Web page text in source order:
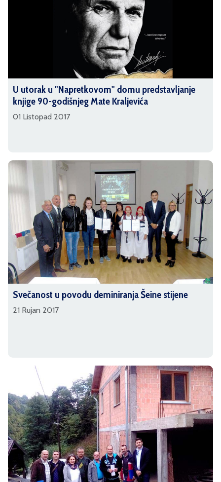
U utorak u "Napretkovom" domu predstavljanje
knjige 90-godišnjeg Mate Kraljevića
01 Listopad 2017
Svečanost u povodu deminiranja Šeine stijene
21 Rujan 2017